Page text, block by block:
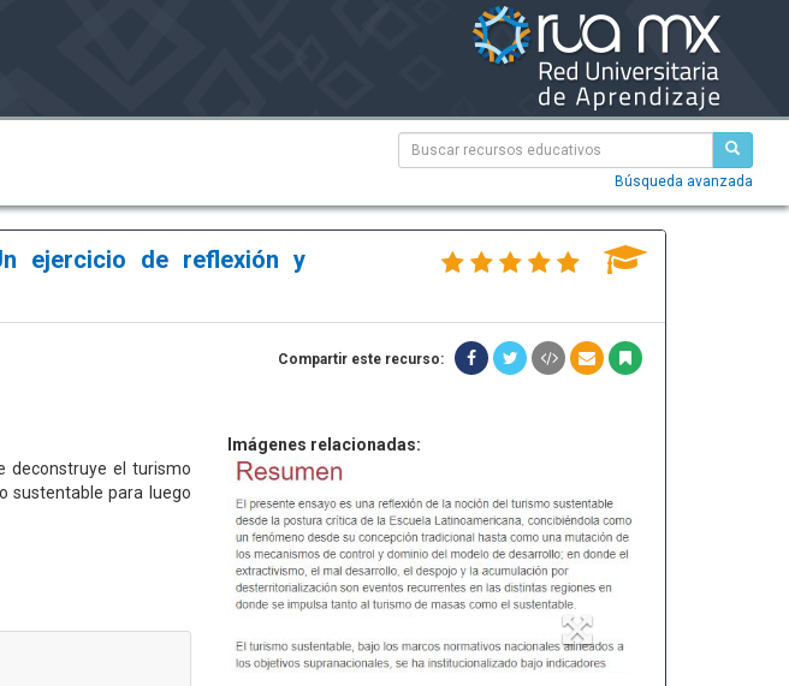
Búsqueda avanzada
ejercicio de reflexión y
Compartir este recurso:
deconstruye el turismo
sustentable para luego
Imágenes relacionadas: